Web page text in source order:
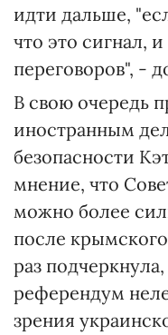
идти дальше,
что это сигнал,
переговоров", -
В свою очередь
иностранным
безопасности
мнение, что
можно более
после
раз
референдум
зрения